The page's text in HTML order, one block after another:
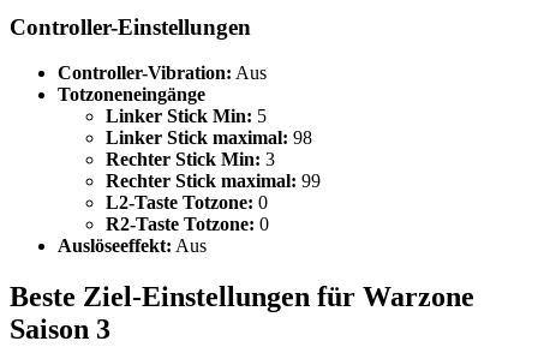
Controller-Einstellungen
Controller-Vibration: Aus
Totzoneneingänge
Linker Stick Min: 5
Linker Stick maximal: 98
Rechter Stick Min: 3
Rechter Stick maximal: 99
L2-Taste Totzone: 0
R2-Taste Totzone: 0
Auslöseeffekt: Aus
Beste Ziel-Einstellungen für Warzone
Saison 3